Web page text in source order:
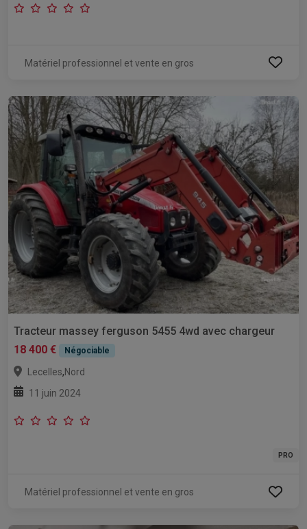
Matériel professionnel et vente en gros
Tracteur massey ferguson 5455 4wd avec chargeur
18 400 €
Négociable
Lecelles,Nord
11 juin 2024
PRO
Matériel professionnel et vente en gros